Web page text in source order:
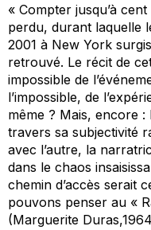
« Compter jusqu’à
perdu, durant laquelle
2001 à New York
retrouvé. Le récit de
impossible de
l’impossible, de
même ? Mais, encore :
travers sa subjectivité
avec l’autre, la
dans le chaos
chemin d’accès serait
pouvons penser au «
(Marguerite